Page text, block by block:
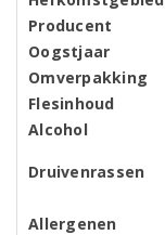
Producent
Oogstjaar
Omverpakking
Flesinhoud
Alcohol
Druivenrassen
Allergenen